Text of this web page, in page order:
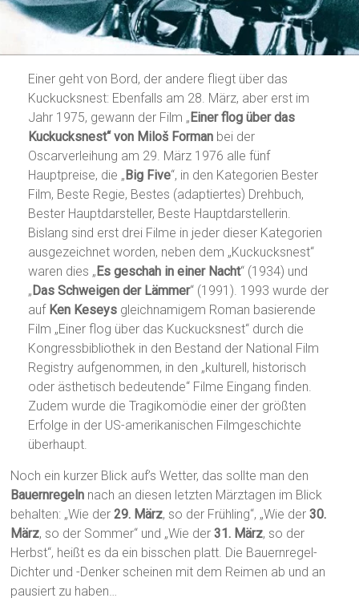
Einer geht von Bord, der andere fliegt über das
Kuckucksnest: Ebenfalls am 28. März, aber erst im
Jahr 1975, gewann der Film „Einer flog über das
Kuckucksnest“ von Miloš Formanbei der
Oscarverleihung am 29. März 1976 alle fünf
Hauptpreise, die „Big Five“, in den Kategorien Bester
Film, Beste Regie, Bestes (adaptiertes) Drehbuch,
Bester Hauptdarsteller, Beste Hauptdarstellerin.
Bislang sind erst drei Filme in jeder dieser Kategorien
ausgezeichnet worden, neben dem „Kuckucksnest“
waren dies „Es geschah in einer Nacht“ (1934) und
„ Das Schweigen der Lämmer“ (1991). 1993 wurde der
auf Ken Keseys gleichnamigem Roman basierende
Film „Einer flog über das Kuckucksnest“ durch die
Kongressbibliothek in den Bestand der National Film
Registry aufgenommen, in den „kulturell, historisch
oder ästhetisch bedeutende“ Filme Eingang finden.
Zudem wurde die Tragikomödie einer der größten
Erfolge in der US-amerikanischen Filmgeschichte
überhaupt.
Noch ein kurzer Blick auf’s Wetter, das sollte man den
Bauernregeln nach an diesen letzten Märztagen im Blick
behalten: „Wie der29. März, so der Frühling“, „Wie der30.
März, so der Sommer“ und „Wie der 31. März, so der
Herbst“, heißt es da ein bisschen platt. Die Bauernregel-
Dichter und -Denker scheinen mit dem Reimen ab und an
pausiert zu haben…